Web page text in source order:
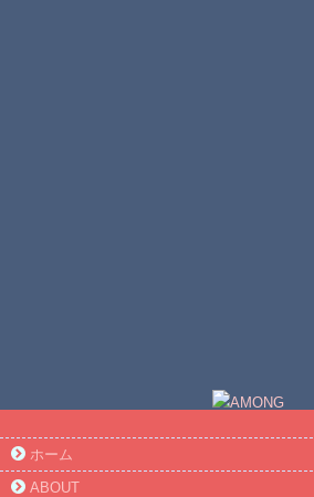
ホーム
ABOUT